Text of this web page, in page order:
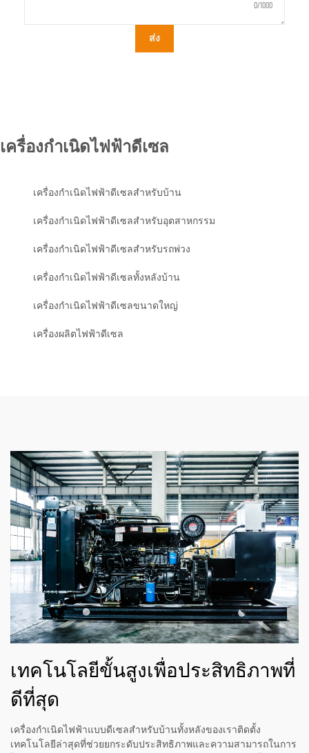
0/1000
ส่ง
เครื่องกำเนิดไฟฟ้าดีเซล
เครื่องกำเนิดไฟฟ้าดีเซลสำหรับบ้าน
เครื่องกำเนิดไฟฟ้าดีเซลสำหรับอุตสาหกรรม
เครื่องกำเนิดไฟฟ้าดีเซลสำหรับรถพ่วง
เครื่องกำเนิดไฟฟ้าดีเซลทั้งหลังบ้าน
เครื่องกำเนิดไฟฟ้าดีเซลขนาดใหญ่
เครื่องผลิตไฟฟ้าดีเซล
เทคโนโลยีขั้นสูงเพื่อประสิทธิภาพที่
ดีที่สุด
เครื่องกำเนิดไฟฟ้าแบบดีเซลสำหรับบ้านทั้งหลังของเราติดตั้ง
เทคโนโลยีล่าสุดที่ช่วยยกระดับประสิทธิภาพและความสามารถในการ